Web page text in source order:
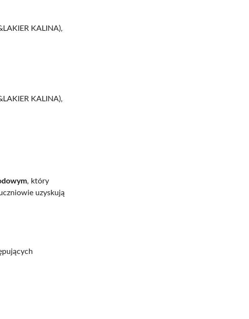
KALINA),
KALINA),
, który
uzyskują